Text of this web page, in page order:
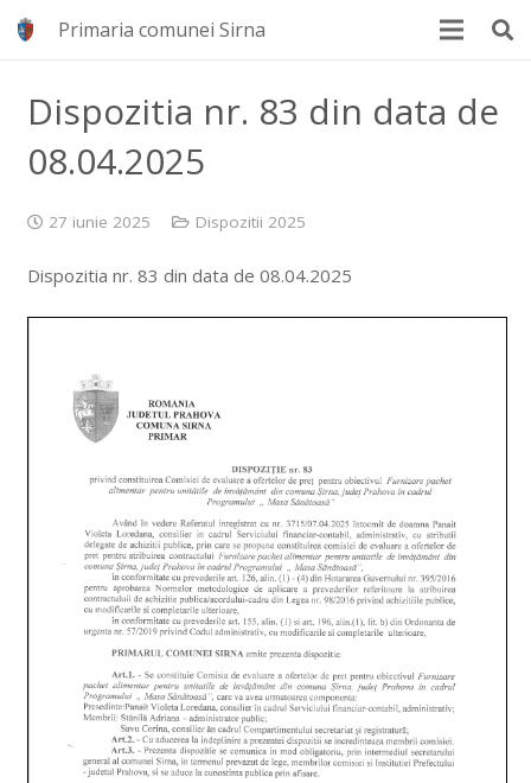
Primaria comunei Sirna
Dispozitia nr. 83 din data de
08.04.2025
27 iunie 2025 Dispozitii 2025
Dispozitia nr. 83 din data de 08.04.2025